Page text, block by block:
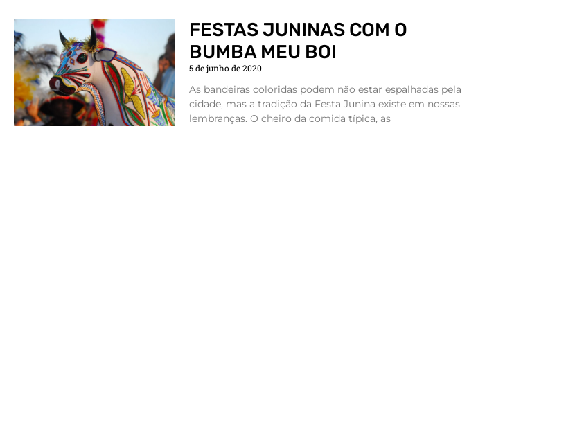
FESTAS JUNINAS COM O
BUMBA MEU BOI
5 de junho de 2020
As bandeiras coloridas podem não estar espalhadas pela
cidade, mas a tradição da Festa Junina existe em nossas
lembranças. O cheiro da comida típica, as